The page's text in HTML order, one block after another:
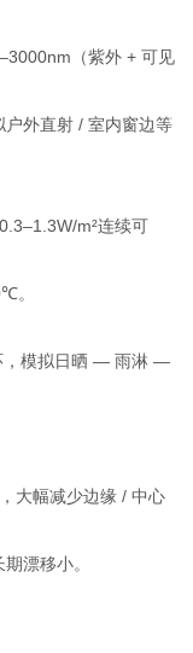
（紫外 + 可见
外直射 / 室内窗边等
m²连续可
。
，模拟日晒 — 雨淋 —
大幅减少边缘 / 中心
漂移小。